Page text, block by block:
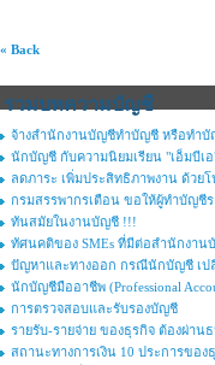
« Back
รวมบทความบัญชี
จ้างสำนักงานบัญชีทำบัญชี หรือทำบั
นักบัญชี กับความนิยมเรียน "เอ็มบีเ
ลดภาระ เพิ่มประสิทธิภาพงาน ด้วย
กรมสรรพากรเตือน ขอให้ผู้ทำบัญชีร
ทันสมัยในงานบัญชี !!!
ทัศนคติของ SMEs ที่มีต่อสำนักงาน
ปัญหาและทางออก กรณีนักบัญชี เป
นักบัญชีมืออาชีพ (Professional
การตรวจสอบและรับรองบัญชี
รายรับ-รายจ่าย ของธุรกิจ ต้องผ่าน
สถานะทางการเงิน 10 ประการของ